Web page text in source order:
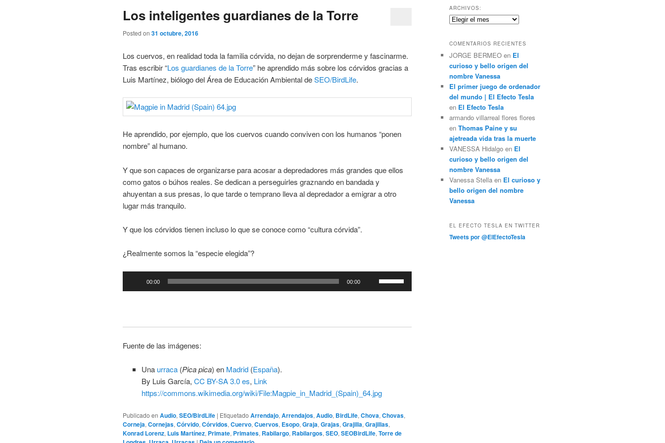
Los inteligentes guardianes de la Torre
Posted on 31 octubre, 2016
Los cuervos, en realidad toda la familia córvida, no dejan de sorprenderme y fascinarme.
Tras escribir “Los guardianes de la Torre” he aprendido más sobre los córvidos gracias a
Luis Martínez, biólogo del Área de Educación Ambiental deSEO/BirdLife.
He aprendido, por ejemplo, que los cuervos cuando conviven con los humanos “ponen
nombre” al humano.
Y que son capaces de organizarse para acosar a depredadores más grandes que ellos
como gatos o búhos reales. Se dedican a perseguirles graznando en bandada y
ahuyentan a sus presas, lo que tarde o temprano lleva al depredador a emigrar a otro
lugar más tranquilo.
Y que los córvidos tienen incluso lo que se conoce como “cultura córvida”.
¿Realmente somos la “especie elegida”?
00:00 00:00
el
Fuente de las imágenes:
Una urraca(Pica pica) en Madrid(España).
By Luis García, CC BY-SA 3.0 es, Link
https://commons.wikimedia.org/wiki/File:Magpie_in_Madrid_(Spain)_64.jpg
Publicado en Audio, SEO/BirdLife | Etiquetado Arrendajo, Arrendajos, Audio, BirdLife, Chova, Chovas,
Corneja, Cornejas, Córvido, Córvidos, Cuervo, Cuervos, Esopo, Graja, Grajas, Grajilla, Grajillas,
Konrad Lorenz, Luis Martínez, Primate, Primates, Rabilargo, Rabilargos, SEO, SEOBirdLife, Torre de
c
a
r
ARCHIVOS:
Archivos:
COMENTARIOS RECIENTES
JORGE BERMEO en El
curioso y bello origen del
nombre Vanessa
El primer juego de ordenador
del mundo | El Efecto Tesla
en El Efecto Tesla
armando villarreal flores flores
en Thomas Paine y su
ajetreada vida tras la muerte
VANESSA Hidalgo en El
curioso y bello origen del
nombre Vanessa
Vanessa Stella en El curioso y
bello origen del nombre
Vanessa
EL EFECTO TESLA EN TWITTER
Tweets por @ElEfectoTesla